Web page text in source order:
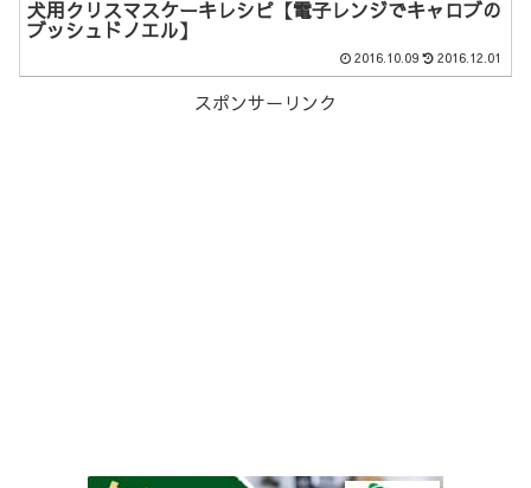
犬用クリスマスケーキレシピ【電子レンジでキャロブの
ブッシュドノエル】
2016.10.09 2016.12.01
スポンサーリンク